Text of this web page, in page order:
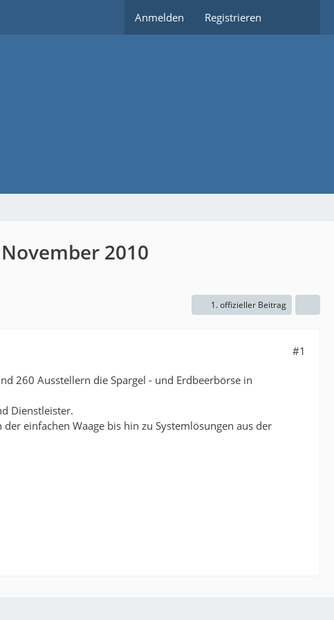
Anmelden Registrieren
2010
1. offizieller Beitrag
#1
260 Ausstellern die Spargel - und Erdbeerbörse in
Dienstleister.
einfachen Waage bis hin zu Systemlösungen aus der